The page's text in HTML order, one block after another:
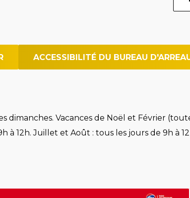
ACCESSIBILITÉ DU BUREAU
dimanches. Vacances de Noël et Février
à 12h. Juillet et Août : tous les jours de 9h à